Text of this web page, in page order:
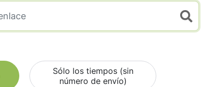
Sólo los tiempos (sin
número de envío)